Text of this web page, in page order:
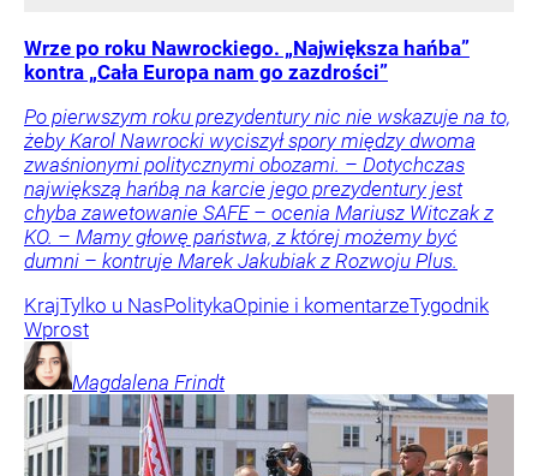
Wrze po roku Nawrockiego. „Największa hańba”
kontra „Cała Europa nam go zazdrości”
Po pierwszym roku prezydentury nic nie wskazuje na to,
żeby Karol Nawrocki wyciszył spory między dwoma
zwaśnionymi politycznymi obozami. – Dotychczas
największą hańbą na karcie jego prezydentury jest
chyba zawetowanie SAFE – ocenia Mariusz Witczak z
KO. – Mamy głowę państwa, z której możemy być
dumni – kontruje Marek Jakubiak z Rozwoju Plus.
KrajTylko u NasPolitykaOpinie i komentarzeTygodnik
Wprost
Magdalena Frindt